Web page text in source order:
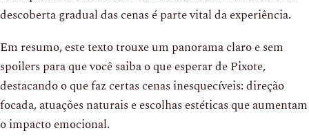
descoberta gradual das cenas é parte vital da experiência.
Em resumo, este texto trouxe um panorama claro e sem
spoilers para que você saiba o que esperar de Pixote,
destacando o que faz certas cenas inesquecíveis: direção
focada, atuações naturais e escolhas estéticas que aumentam
o impacto emocional.